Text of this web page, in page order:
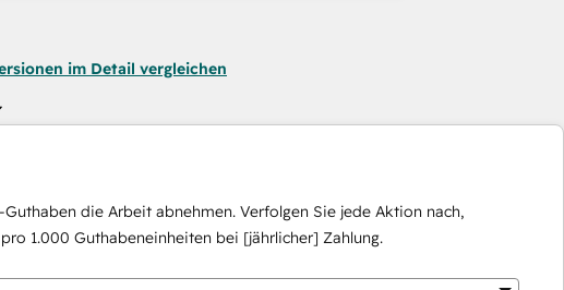
im Detail vergleichen
die Arbeit abnehmen. Verfolgen Sie jede Aktion nach,
pro 1.000 Guthabeneinheiten bei [jährlicher] Zahlung.